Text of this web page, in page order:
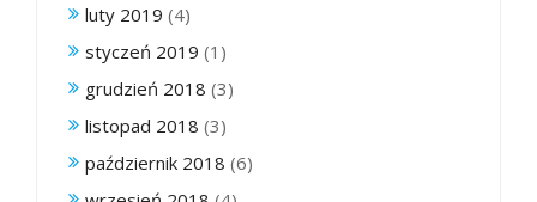
luty 2019 (4)
styczeń 2019 (1)
grudzień 2018 (3)
listopad 2018 (3)
październik 2018 (6)